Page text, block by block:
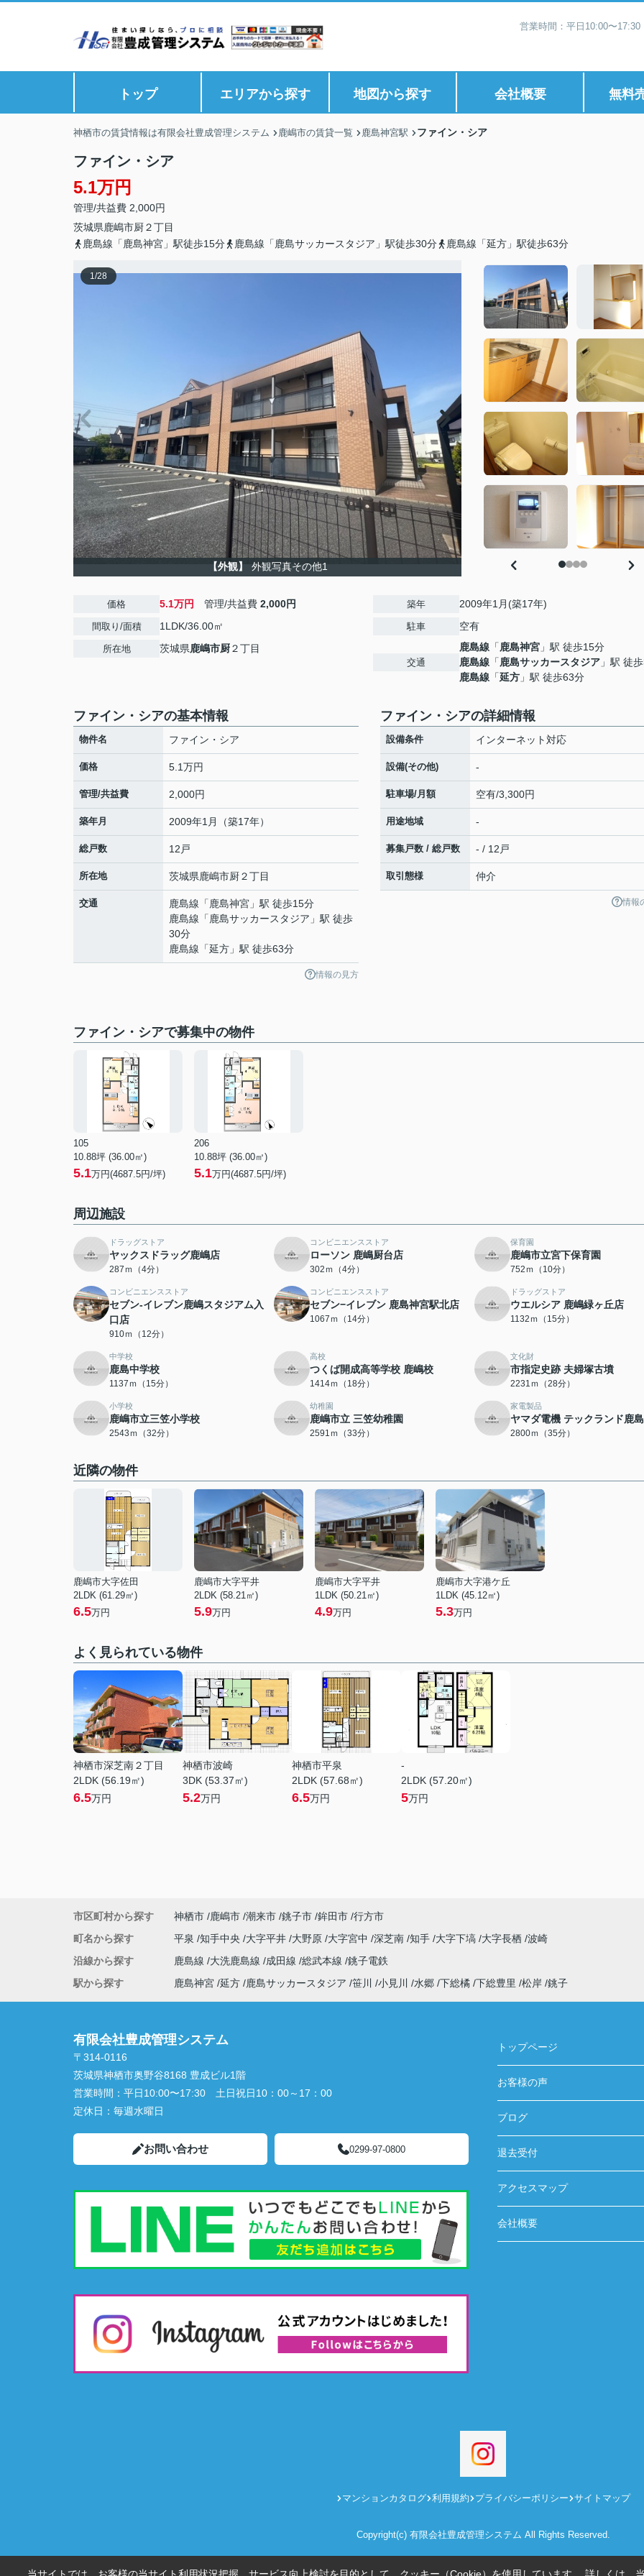
営業時間：平日10:00〜
トップ エリアから探す 地図から探す 会社概要 無料
神栖市の賃貸情報は有限会社豊成管理システム 鹿嶋市の賃貸一覧 鹿島神宮駅 ファイン・シア
ファイン・シア
5.1万円
管理/共益費 2,000円
茨城県鹿嶋市厨２丁目
鹿島線「鹿島神宮」駅徒歩15分
鹿島線「鹿島サッカースタジア」駅徒歩30分 鹿島線「延方」駅徒歩63分
1/28
【外観】 外観写真その他1
価格 5.1万円 管理/共益費 2,000円
間取り/面積 1LDK/36.00㎡
所在地 茨城県鹿嶋市厨２丁目
築年 2009年1月(築17年)
駐車 空有
交通
鹿島線 「 鹿島神宮 」駅 徒歩15分
鹿島線 「 鹿島サッカースタジア 」駅 徒
鹿島線 「延方 」駅 徒歩63分
ファイン・シアの基本情報
物件名 ファイン・シア
価格 5.1万円
管理/共益費 2,000円
築年月 2009年1月（築17年）
総戸数 12戸
所在地 茨城県鹿嶋市厨２丁目
交通 鹿島線 「 鹿島神宮 」駅 徒歩15分
鹿島線 「 鹿島サッカースタジア 」駅 徒歩
30分
鹿島線 「延方 」駅 徒歩63分
情報の見方
ファイン・シアの詳細情報
設備条件 インターネット対応
設備(その他) -
駐車場/月額 空有/3,300円
用途地域 -
募集戸数 / 総戸数 - / 12戸
取引態様 仲介
情報
ファイン・シアで募集中の物件
105
10.88坪 (36.00㎡)
5.1万円(4687.5円/坪)
206
10.88坪 (36.00㎡)
5.1万円(4687.5円/坪)
周辺施設
ドラッグストア
ヤックスドラッグ鹿嶋店
287ｍ（4分）
コンビニエンスストア
ローソン 鹿嶋厨台店
302ｍ（4分）
保育園
鹿嶋市立宮下保育園
752ｍ（10分）
コンビニエンスストア
セブン-イレブン鹿嶋スタジアム入
口店
910ｍ（12分）
コンビニエンスストア
セブン−イレブン 鹿島神宮駅北店
1067ｍ（14分）
ドラッグストア
ウエルシア 鹿嶋緑ヶ丘店
1132ｍ（15分）
中学校
鹿島中学校
1137ｍ（15分）
高校
つくば開成高等学校 鹿嶋校
1414ｍ（18分）
文化財
市指定史跡 夫婦塚古墳
2231ｍ（28分）
小学校
鹿嶋市立三笠小学校
2543ｍ（32分）
幼稚園
鹿嶋市立 三笠幼稚園
2591ｍ（33分）
家電製品
ヤマダ電機 テックランド鹿
2800ｍ（35分）
近隣の物件
鹿嶋市大字佐田
2LDK (61.29㎡)
6.5万円
鹿嶋市大字平井
2LDK (58.21㎡)
5.9万円
鹿嶋市大字平井
1LDK (50.21㎡)
4.9万円
鹿嶋市大字港ケ丘
1LDK (45.12㎡)
5.3万円
よく見られている物件
神栖市深芝南２丁目
2LDK (56.19㎡)
6.5万円
神栖市波崎
3DK (53.37㎡)
5.2万円
神栖市平泉
2LDK (57.68㎡)
6.5万円
-
2LDK (57.20㎡)
5万円
市区町村から探す 神栖市 鹿嶋市 潮来市 銚子市 鉾田市 行方市
町名から探す
平泉 知手中央 大字平井 大野原 大字宮中 深芝南 知手 大字下塙 大字長栖 波崎
沿線から探す
鹿島線 大洗鹿島線 成田線 総武本線 銚子電鉄
駅から探す
鹿島神宮 延方 鹿島サッカースタジア 笹川 小見川 水郷 下総橘 下総豊里 松岸 銚子
有限会社豊成管理システム
〒314-0116
茨城県神栖市奥野谷8168 豊成ビル1階
営業時間： 平日10:00〜17:30 土日祝日10：00～17：00
定休日： 毎週水曜日
お問い合わせ 0299-97-0800
トップページ
お客様の声
ブログ
退去受付
アクセスマップ
会社概要
マンションカタログ 利用規約 プライバシーポリシー サイトマップ
Copyright(c) 有限会社豊成管理システム All Rights Reserved.